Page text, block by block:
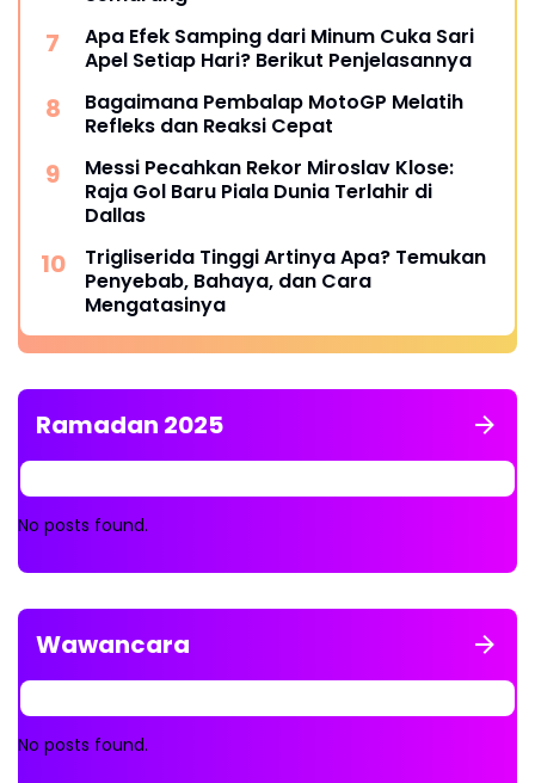
Apa Efek Samping dari Minum Cuka Sari
Apel Setiap Hari? Berikut Penjelasannya
Bagaimana Pembalap MotoGP Melatih
Refleks dan Reaksi Cepat
Messi Pecahkan Rekor Miroslav Klose:
Raja Gol Baru Piala Dunia Terlahir di
Dallas
Trigliserida Tinggi Artinya Apa? Temukan
Penyebab, Bahaya, dan Cara
Mengatasinya
Ramadan 2025
No posts found.
Wawancara
No posts found.